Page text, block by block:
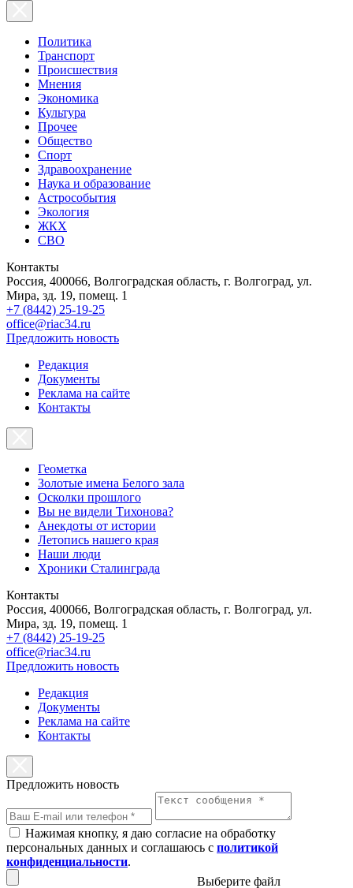
Политика
Транспорт
Происшествия
Мнения
Экономика
Культура
Прочее
Общество
Спорт
Здравоохранение
Наука и образование
Астрособытия
Экология
ЖКХ
СВО
Контакты
Россия, 400066, Волгоградская область, г. Волгоград, ул.
Мира, зд. 19, помещ. 1
+7 (8442) 25-19-25
office@riac34.ru
Предложить новость
Редакция
Документы
Реклама на сайте
Контакты
Геометка
Золотые имена Белого зала
Осколки прошлого
Вы не видели Тихонова?
Анекдоты от истории
Летопись нашего края
Наши люди
Хроники Сталинграда
Контакты
Россия, 400066, Волгоградская область, г. Волгоград, ул.
Мира, зд. 19, помещ. 1
+7 (8442) 25-19-25
office@riac34.ru
Предложить новость
Редакция
Документы
Реклама на сайте
Контакты
Предложить новость
Нажимая кнопку, я даю согласие на обработку
персональных данных и соглашаюсь с политикой
конфиденциальности.
Выберите файл